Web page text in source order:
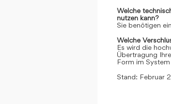
Welche
nutzen kann?
Sie benötigen
Welche
Es wird die
Übertragung
Form im
Stand: Februar